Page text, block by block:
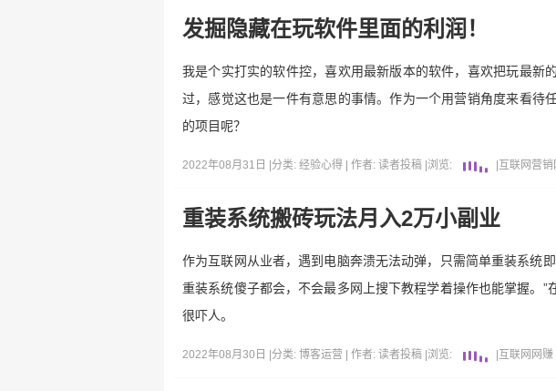
发掘隐藏在玩软件里面的利润！
我是个实打实的软件控，喜欢用最新版本的软件，喜欢把玩最
过，感觉这也是一件有意思的事情。作为一个用营销角度来看待
的项目呢？
2022年08月31日 | 分类: 经验心得 | 作者: 读者投稿 浏览: 互联网 营销
重装系统搬砖玩法月入2万小副业
作为互联网从业者，遇到电脑奔溃无法动弹，只需简单重装系统
重装系统傻子都会，不会最多网上搜下教程学着操作也能掌握。
很吓人。
2022年08月30日 | 分类: 博客运营 | 作者: 读者投稿 浏览: 互联网 网赚